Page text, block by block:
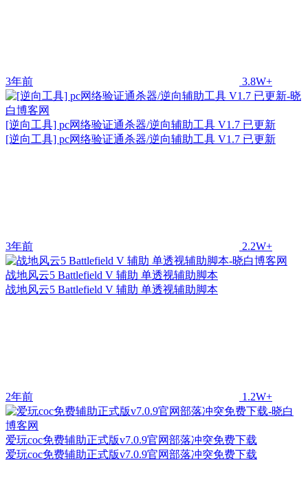
3年前 3.8W+
[逆向工具] pc网络验证通杀器/逆向辅助工具 V1.7 已更新
[逆向工具] pc网络验证通杀器/逆向辅助工具 V1.7 已更新
3年前 2.2W+
战地风云5 Battlefield V 辅助 单透视辅助脚本
战地风云5 Battlefield V 辅助 单透视辅助脚本
2年前 1.2W+
爱玩coc免费辅助正式版v7.0.9官网部落冲突免费下载
爱玩coc免费辅助正式版v7.0.9官网部落冲突免费下载